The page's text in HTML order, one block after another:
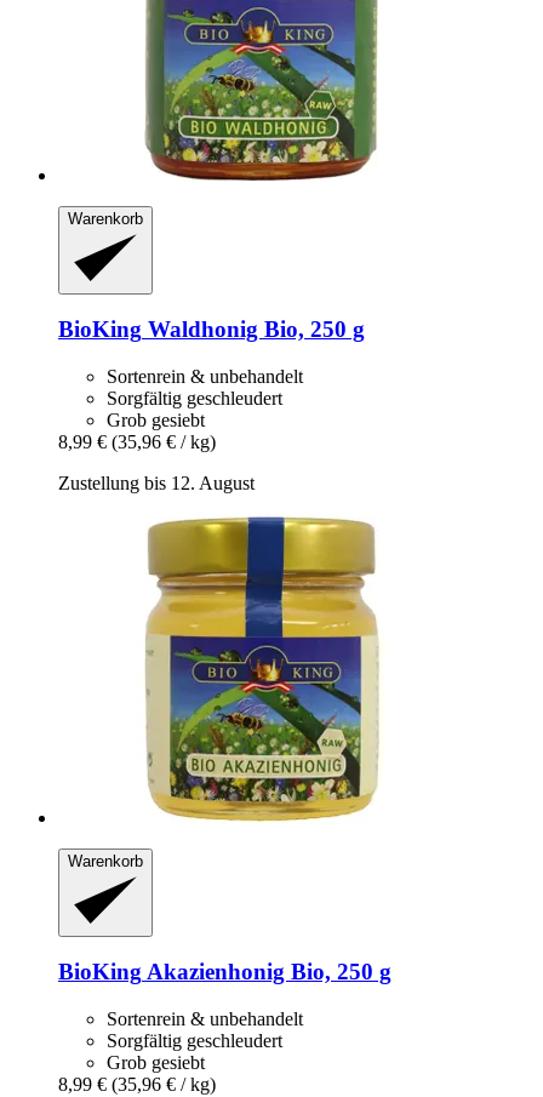
Warenkorb
BioKing Waldhonig Bio, 250 g
Sortenrein & unbehandelt
Sorgfältig geschleudert
Grob gesiebt
8,99 € (35,96 € / kg)
Zustellung bis 12. August
Warenkorb
BioKingAkazienhonig Bio, 250 g
Sortenrein & unbehandelt
Sorgfältig geschleudert
Grob gesiebt
8,99 € (35,96 € / kg)